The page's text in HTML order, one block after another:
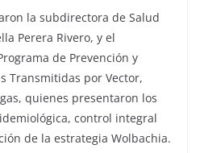
la subdirectora de Salud
Perera Rivero, y el
de Prevención y
Transmitidas por Vector,
quienes presentaron los
control integral
de la estrategia Wolbachia.